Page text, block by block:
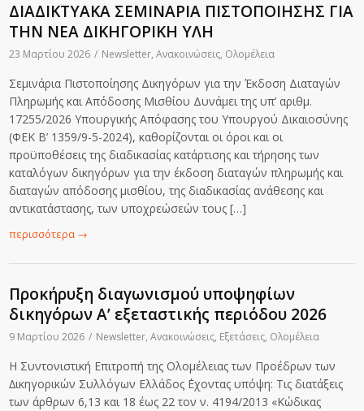
ΔΙΑΔΙΚΤΥΑΚΑ ΣΕΜΙΝΑΡΙΑ ΠΙΣΤΟΠΟΙΗΣΗΣ ΓΙΑ
ΤΗΝ ΝΕΑ ΔΙΚΗΓΟΡΙΚΗ ΥΛΗ
23 Μαρτίου 2026 / Newsletter,Ανακοινώσεις, Ολομέλεια
Σεμινάρια Πιστοποίησης Δικηγόρων για την Έκδοση Διαταγών
Πληρωμής και Απόδοσης Μισθίου Δυνάμει της υπ’ αριθμ.
17255/2026 Υπουργικής Απόφασης του Υπουργού Δικαιοσύνης
(ΦΕΚ Β’ 1359/9-5-2024), καθορίζονται οι όροι και οι
προϋποθέσεις της διαδικασίας κατάρτισης και τήρησης των
καταλόγων δικηγόρων για την έκδοση διαταγών πληρωμής και
διαταγών απόδοσης μισθίου, της διαδικασίας ανάθεσης και
αντικατάστασης, των υποχρεώσεών τους […]
περισσότερα →
Προκήρυξη διαγωνισμού υποψηφίων
δικηγόρων Α’ εξεταστικής περιόδου 2026
9 Μαρτίου 2026 / Newsletter,Ανακοινώσεις, Εξετάσεις, Ολομέλεια
Η Συντονιστική Επιτροπή της Ολομέλειας των Προέδρων των
∆ικηγορικών Συλλόγων Ελλάδος ΄Εχοντας υπόψη: Τις διατάξεις
των άρθρων 6,13 και 18 έως 22 τον ν. 4194/2013 «Κώδικας